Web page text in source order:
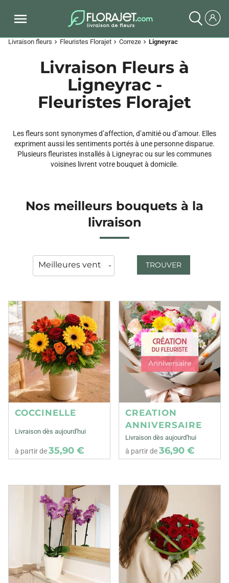
Livraison fleurs chevron_right Fleuristes Florajet chevron_right Correze chevron_right Ligneyrac
Livraison Fleurs à
Ligneyrac -
Fleuristes Florajet
Les fleurs sont synonymes d’affection, d’amitié ou d’amour. Elles
expriment aussi les sentiments portés à une personne disparue.
Plusieurs fleuristes installés à Ligneyrac ou sur les communes
voisines livrent votre bouquet à domicile.
Nos meilleurs bouquets à la
livraison
TROUVER
COCCINELLE
Livraison dès aujourd'hui
à partir de35,90 €
CREATION
ANNIVERSAIRE
Livraison dès aujourd'hui
à partir de36,90 €